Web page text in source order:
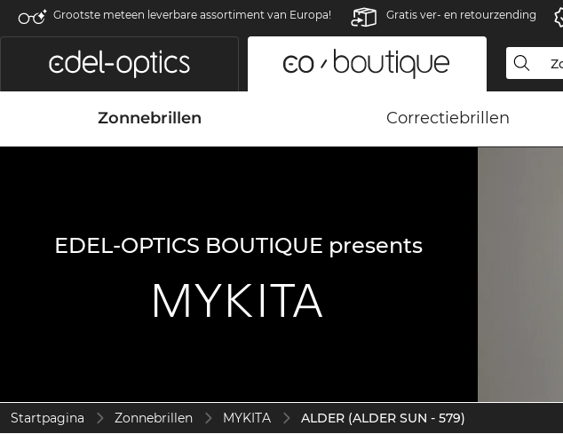
Grootste meteen leverbare assortiment van Europa! Gratis ver- en retourzending
Zonnebrillen Correctiebrillen
EDEL-OPTICS BOUTIQUE presents
Startpagina Zonnebrillen MYKITA ALDER (ALDER SUN - 579)